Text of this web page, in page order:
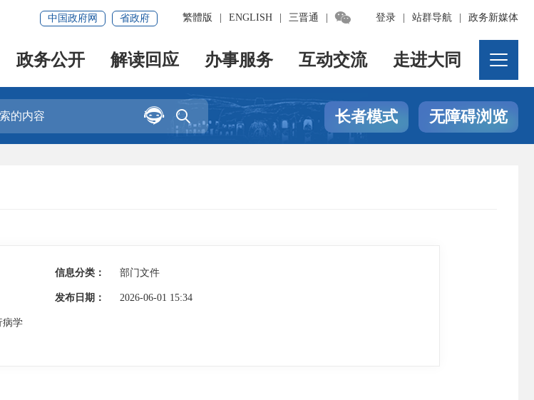
登录 站群导航 政务新媒体
繁體版 ENGLISH 三晋通 
中国政府网 省政府
政务公开 解读回应 办事服务 互动交流 走进大同

 长者模式 无障碍浏览
信息分类： 部门文件
发布日期： 2026-06-01 15:34
病学